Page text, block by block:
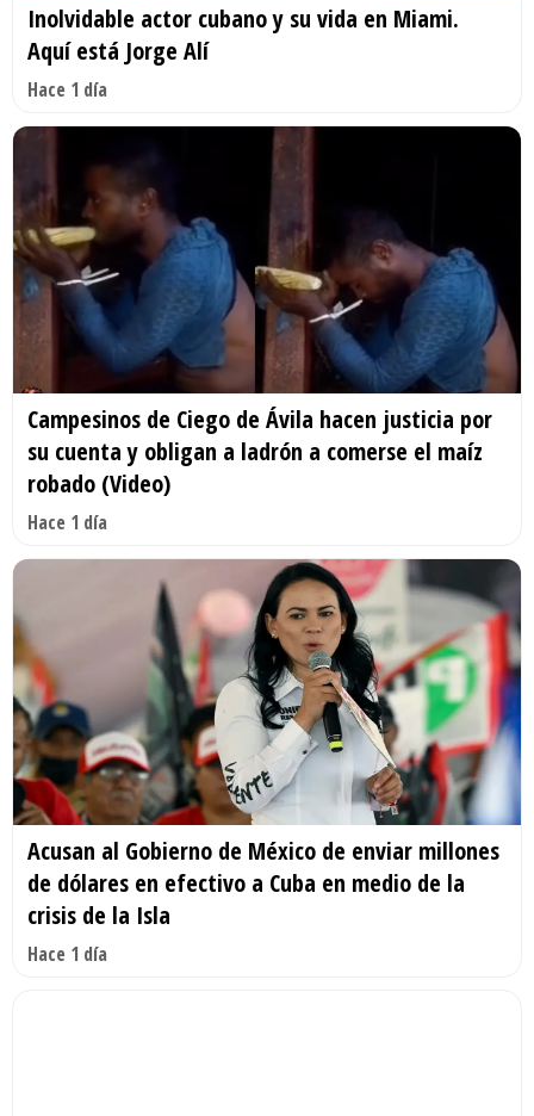
Inolvidable actor cubano y su vida en Miami.
Aquí está Jorge Alí
Hace 1 día
Campesinos de Ciego de Ávila hacen justicia por
su cuenta y obligan a ladrón a comerse el maíz
robado (Video)
Hace 1 día
Acusan al Gobierno de México de enviar millones
de dólares en efectivo a Cuba en medio de la
crisis de la Isla
Hace 1 día